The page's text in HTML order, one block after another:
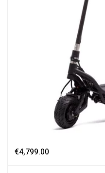
€4,799.00